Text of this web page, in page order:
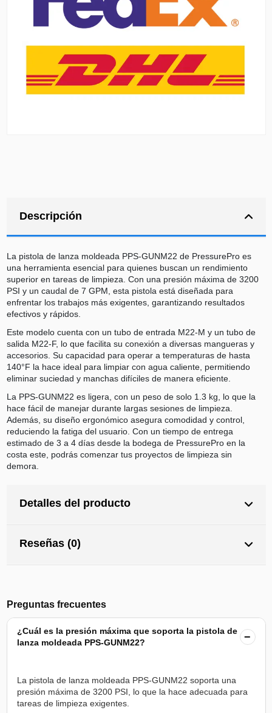
Descripción
La pistola de lanza moldeada PPS-GUNM22 de PressurePro es
una herramienta esencial para quienes buscan un rendimiento
superior en tareas de limpieza. Con una presión máxima de 3200
PSI y un caudal de 7 GPM, esta pistola está diseñada para
enfrentar los trabajos más exigentes, garantizando resultados
efectivos y rápidos.
Este modelo cuenta con un tubo de entrada M22-M y un tubo de
salida M22-F, lo que facilita su conexión a diversas mangueras y
accesorios. Su capacidad para operar a temperaturas de hasta
140°F la hace ideal para limpiar con agua caliente, permitiendo
eliminar suciedad y manchas difíciles de manera eficiente.
La PPS-GUNM22 es ligera, con un peso de solo 1.3 kg, lo que la
hace fácil de manejar durante largas sesiones de limpieza.
Además, su diseño ergonómico asegura comodidad y control,
reduciendo la fatiga del usuario. Con un tiempo de entrega
estimado de 3 a 4 días desde la bodega de PressurePro en la
costa este, podrás comenzar tus proyectos de limpieza sin
demora.
Detalles del producto
Reseñas (0)
Preguntas frecuentes
¿Cuál es la presión máxima que soporta la pistola de
lanza moldeada PPS-GUNM22?
−
La pistola de lanza moldeada PPS-GUNM22 soporta una
presión máxima de 3200 PSI, lo que la hace adecuada para